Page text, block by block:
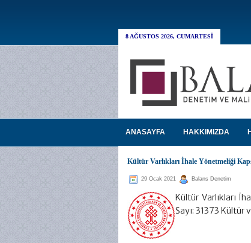
8 AĞUSTOS 2026, CUMARTESI
ANASAYFA HAKKIMIZDA
Kültür Varlıkları İhale Yönetmeliği
29 Ocak 2021 Balans Denetim
Kültür Varlıkları
Sayı: 31373 Kültür